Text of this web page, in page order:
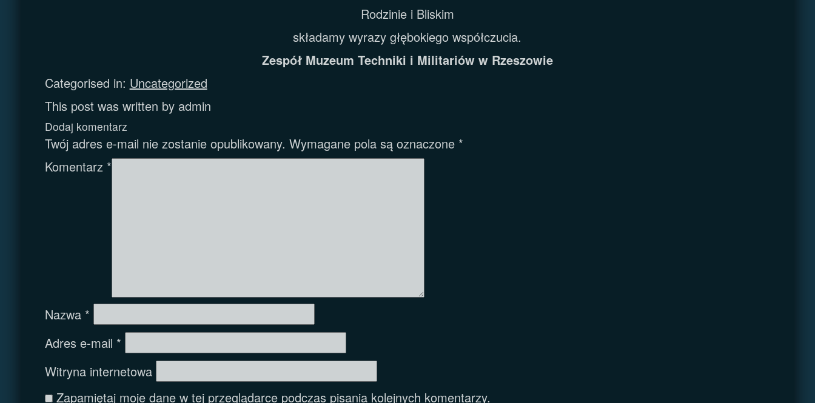
Rodzinie i Bliskim
składamy wyrazy głębokiego współczucia.
Zespół Muzeum Techniki i Militariów w Rzeszowie
Categorised in: Uncategorized
This post was written by admin
Dodaj komentarz
Twój adres e-mail nie zostanie opublikowany. Wymagane pola są oznaczone *
Komentarz *
Nazwa *
Adres e-mail *
Witryna internetowa
Zapamiętaj moje dane w tej przeglądarce podczas pisania kolejnych komentarzy.